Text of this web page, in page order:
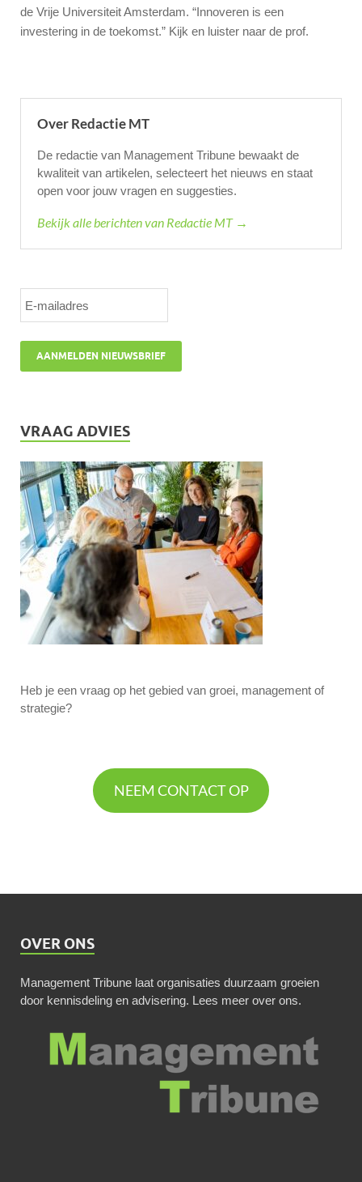
de Vrije Universiteit Amsterdam. “Innoveren is een
investering in de toekomst.” Kijk en luister naar de prof.
Over Redactie MT
De redactie van Management Tribune bewaakt de
kwaliteit van artikelen, selecteert het nieuws en staat
open voor jouw vragen en suggesties.
Bekijk alle berichten van Redactie MT →
VRAAG ADVIES
Heb je een vraag op het gebied van groei, management of
strategie?
NEEM CONTACT OP
OVER ONS
Management Tribune laat organisaties duurzaam groeien
door kennisdeling en advisering. Lees meer over ons.